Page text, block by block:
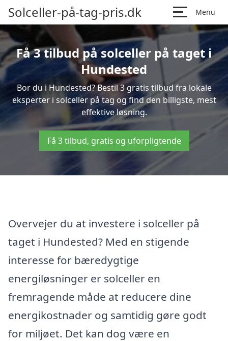
Solceller-på-tag-pris.dk Menu
Få 3 tilbud på solceller på taget i
Hundested
Bor du i Hundested? Bestil 3 gratis tilbud fra lokale
eksperter i solceller på tag og find den billigste, mest
effektive løsning.
Få 3 tilbud, gratis og uforpligtende
Overvejer du at investere i solceller på
taget i Hundested? Med en stigende
interesse for bæredygtige
energiløsninger er solceller en
fremragende måde at reducere dine
energikostnader og samtidig gøre godt
for miljøet. Det kan dog være en